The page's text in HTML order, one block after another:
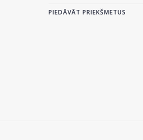
PIEDĀVĀT PRIEKŠMETUS